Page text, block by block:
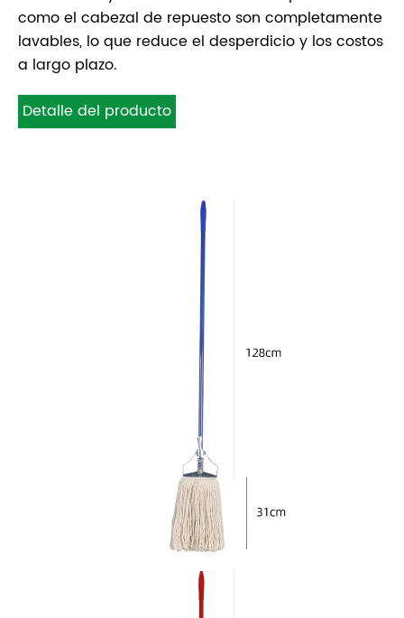
como el cabezal de repuesto son completamente
lavables, lo que reduce el desperdicio y los costos
a largo plazo.
Detalle del producto